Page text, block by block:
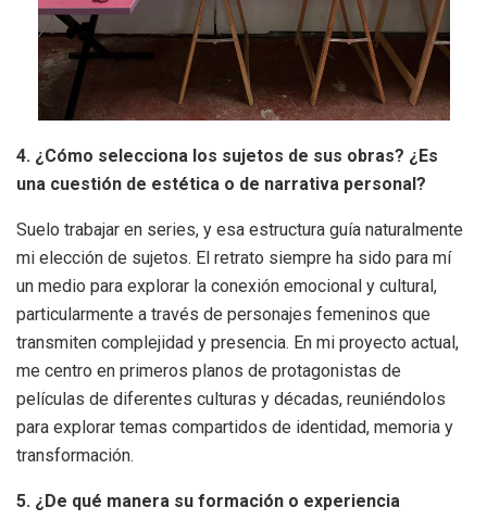
4. ¿Cómo selecciona los sujetos de sus obras? ¿Es
una cuestión de estética o de narrativa personal?
Suelo trabajar en series, y esa estructura guía naturalmente
mi elección de sujetos. El retrato siempre ha sido para mí
un medio para explorar la conexión emocional y cultural,
particularmente a través de personajes femeninos que
transmiten complejidad y presencia. En mi proyecto actual,
me centro en primeros planos de protagonistas de
películas de diferentes culturas y décadas, reuniéndolos
para explorar temas compartidos de identidad, memoria y
transformación.
5. ¿De qué manera su formación o experiencia